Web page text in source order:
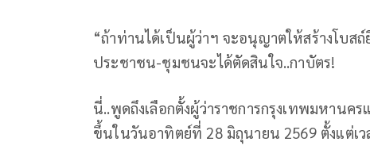
“ถ้าท่านได้เป็นผู้ว่าฯ จะอนุญาตให้สร้างโบส
ประชาชน-ชุมชนจะได้ตัดสินใจ..กาบัตร!
นี่..พูดถึงเลือกตั้งผู้ว่าราชการกรุงเทพมหานค
ขึ้นในวันอาทิตย์ที่ 28 มิถุนายน 2569 ตั้งแต่เว